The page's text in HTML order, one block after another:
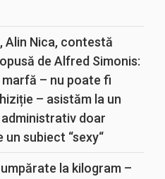
Alin Nica, contestă
de Alfred Simonis:
– nu poate fi
– asistăm la un
doar
subiect “sexy“
la kilogram –